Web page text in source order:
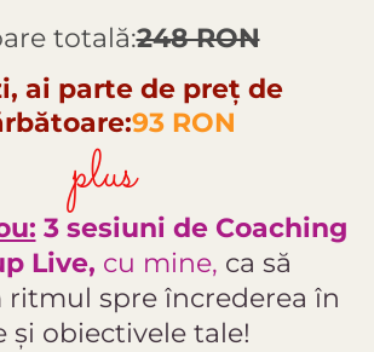
totală:248 RON
ai parte de preț de
93 RON
plus
3 sesiuni de Coaching
Live, cu mine, ca să
ritmul spre încrederea în
și obiectivele tale!